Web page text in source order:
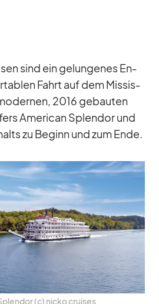
sind ein ge­lun­ge­nes En­
Fahrt auf dem Mis­sis­
2016 ge­bau­ten
Ame­ri­can Sple­ndor und
zu Be­ginn und zum Ende.
(c) nicko crui­ses